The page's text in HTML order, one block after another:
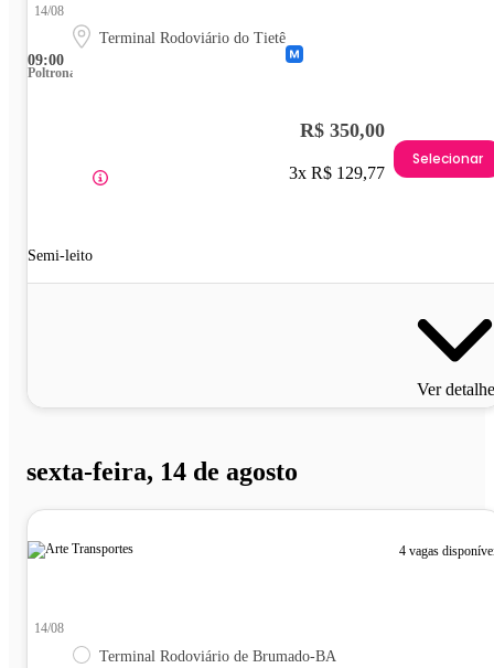
09:00
14/08
Terminal Rodoviário do Tietê
Poltrona
Semi-leito
R$ 350,00
3x R$ 129,77
Selecionar
Ver
sexta-feira, 14 de agosto
4 vagas
14/08
Terminal Rodoviário de Brumado-BA